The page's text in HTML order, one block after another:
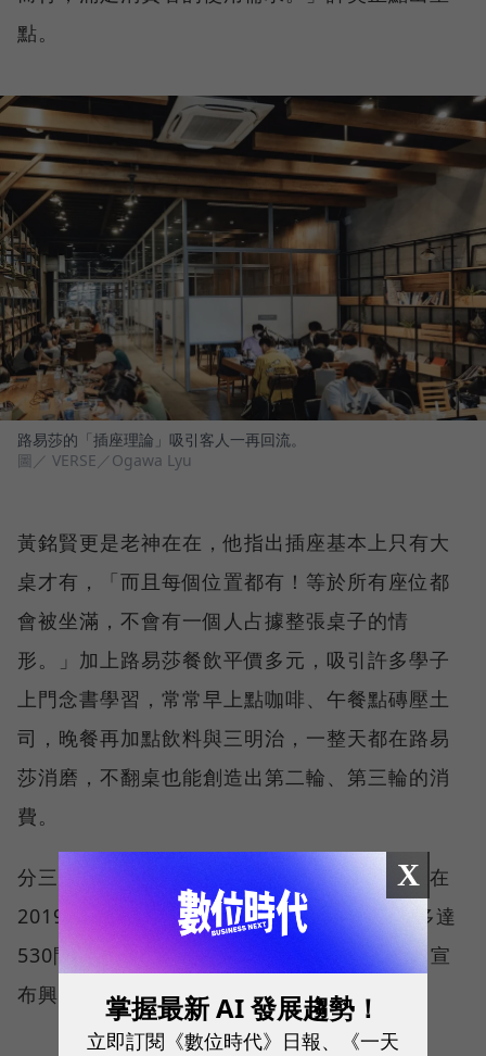
點。
路易莎的「插座理論」吸引客人一再回流。
圖／ VERSE／Ogawa Lyu
黃銘賢更是老神在在，他指出插座基本上只有大
桌才有，「而且每個位置都有！等於所有座位都
會被坐滿，不會有一個人占據整張桌子的情
形。」加上路易莎餐飲平價多元，吸引許多學子
上門念書學習，常常早上點咖啡、午餐點磚壓土
司，晚餐再加點飲料與三明治，一整天都在路易
莎消磨，不翻桌也能創造出第二輪、第三輪的消
費。
分三階段逐步展店的策略，讓路易莎的店鋪數在
2019年一舉超越星巴克，如今不僅在全台有多達
530間門市，更於2021年正式進入資本市場，宣
布興櫃。
X
掌握最新 AI 發展趨勢！
立即訂閱《數位時代》日報、《一天